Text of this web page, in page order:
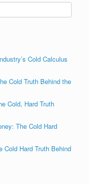
Cold Calculus
Cold Truth Behind the
Cold, Hard Truth
The Cold Hard
Cold Hard Truth Behind